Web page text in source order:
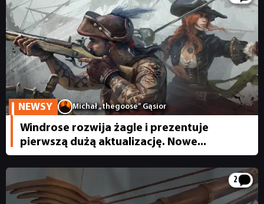
NEWSY
RECENZJE
PUBLICYSTYKA
KULTURA
RETRO
NEWSY Michał „thegoose” Gąsior
Windrose rozwija żagle i prezentuje
pierwszą dużą aktualizację. Nowe...
2